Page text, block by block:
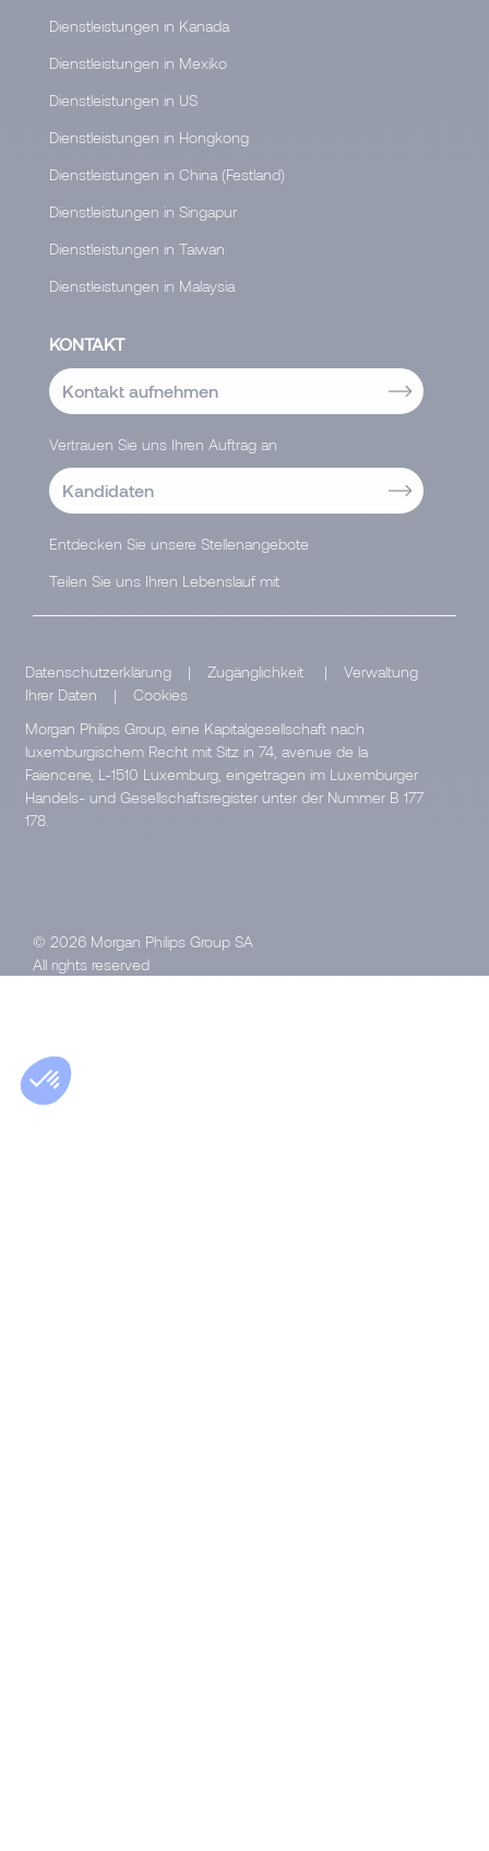
Dienstleistungen in Kanada
Dienstleistungen in Mexiko
Dienstleistungen in US
Dienstleistungen in Hongkong
Dienstleistungen in China (Festland)
Dienstleistungen in Singapur
Dienstleistungen in Taiwan
Dienstleistungen in Malaysia
KONTAKT
Kontakt aufnehmen
Vertrauen Sie uns Ihren Auftrag an
Kandidaten
Entdecken Sie unsere Stellenangebote
Teilen Sie uns Ihren Lebenslauf mit
Datenschutzerklärung | Zugänglichkeit |
Verwaltung
Ihrer Daten
|
Cookies
Morgan Philips Group, eine Kapitalgesellschaft nach
luxemburgischem Recht mit Sitz in 74, avenue de la
Faïencerie, L-1510 Luxemburg, eingetragen im Luxemburger
Handels- und Gesellschaftsregister unter der Nummer B 177
178.
© 2026 Morgan Philips Group SA
All rights reserved